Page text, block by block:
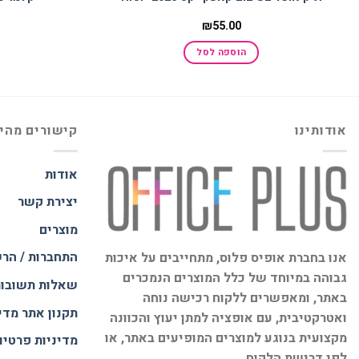
₪55.00
הוספה לסל
אודותינו
אנו בחברת אופיס פלוס, מתחייבים על איכות
גבוהה במיוחד של כלל המוצרים הנמכרים
באתר, ומאפשרים ללקוח רכישה נוחה
ואטרקטיבית, עם אופציה למתן יעוץ והכוונה
מקצועית בנוגע למוצרים המופיעים באתר, או
קישורים
אודות
יצירת קשר
מוצרים
התחברות /
שאלות
תקנון אתר
מדיניות